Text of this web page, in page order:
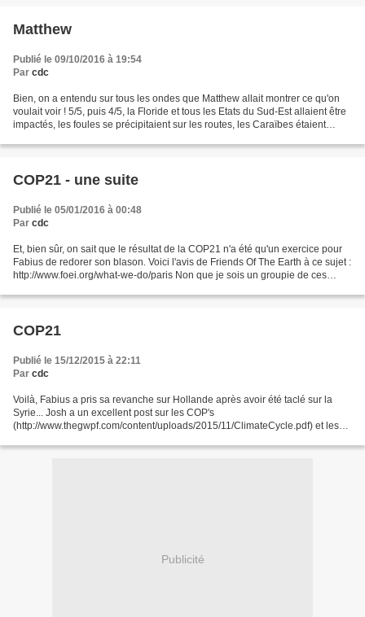
Matthew
Publié le 09/10/2016 à 19:54
Par cdc
Bien, on a entendu sur tous les ondes que Matthew allait montrer ce qu'on
voulait voir ! 5/5, puis 4/5, la Floride et tous les Etats du Sud-Est allaient être
impactés, les foules se précipitaient sur les routes, les Caraïbes étaient
COP21 - une suite
Publié le 05/01/2016 à 00:48
Par cdc
Et, bien sûr, on sait que le résultat de la COP21 n'a été qu'un exercice pour
Fabius de redorer son blason. Voici l'avis de Friends Of The Earth à ce sujet :
http://www.foei.org/what-we-do/paris Non que je sois un groupie de ces
COP21
Publié le 15/12/2015 à 22:11
Par cdc
Voilà, Fabius a pris sa revanche sur Hollande après avoir été taclé sur la
Syrie... Josh a un excellent post sur les COP's
(http://www.thegwpf.com/content/uploads/2015/11/ClimateCycle.pdf) et les
Publicité